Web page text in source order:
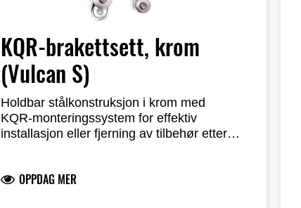
KQR-brakettsett, krom
(Vulcan S)
Holdbar stålkonstruksjon i krom med
KQR‑monteringssystem for effektiv
installasjon eller fjerning av tilbehør etter
Premium salveskesett – 999940522
OPPDAG MER